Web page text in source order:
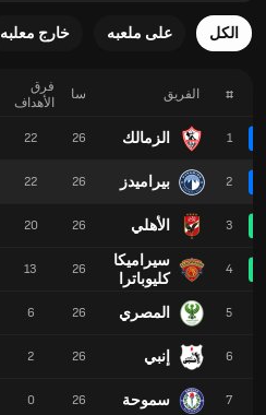
الكل على ملعبه خارج معلبه
# الفريق
1 الزمالك
2 بيراميدز
3 الأهلي
4
سيراميكا
كليوباترا
5 المصري
6 إنبي
7 سموحة
سا
فرق
الأهداف
26
22
26
22
26
20
26
13
26
6
26
2
26
0